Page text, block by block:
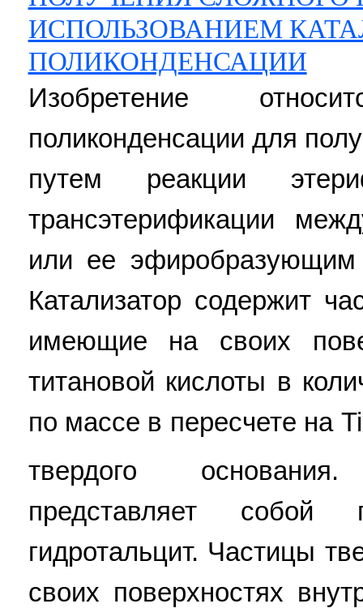
ИСПОЛЬЗОВАНИЕМ
ПОЛИКОНДЕНСАЦИИ
Изобретение
поликонденсации для
путем реакции
трансэтерификации
или ее эфиробразующим
Катализатор содержит
имеющие на своих
титановой кислоты в
по массе в пересчете на
твердого
представляет собой
гидротальцит. Частицы
своих поверхностях